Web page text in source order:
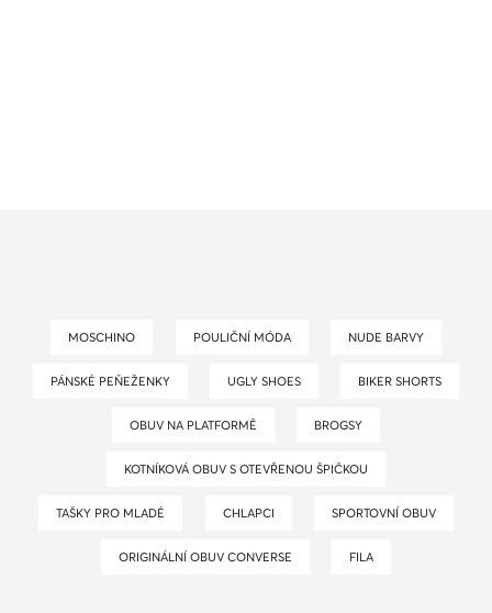
MOSCHINO POULIČNÍ MÓDA NUDE BARVY
PÁNSKÉ PEŇEŽENKY UGLY SHOES BIKER SHORTS
OBUV NA PLATFORMĚ BROGSY
KOTNÍKOVÁ OBUV S OTEVŘENOU ŠPIČKOU
TAŠKY PRO MLADÉ CHLAPCI SPORTOVNÍ OBUV
ORIGINÁLNÍ OBUV CONVERSE FILA